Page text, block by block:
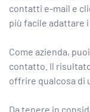
contatti e-mail e
più facile adattare
Come azienda,
contatto. Il
offrire qualcosa di
Da tenere in